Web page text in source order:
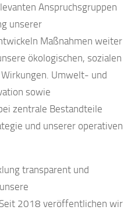
Anspruchsgruppen
unserer
Maßnahmen weiter
ökologischen, sozialen
Umwelt- und
sowie
zentrale Bestandteile
und unserer operativen
transparent und
2018 veröffentlichen wir